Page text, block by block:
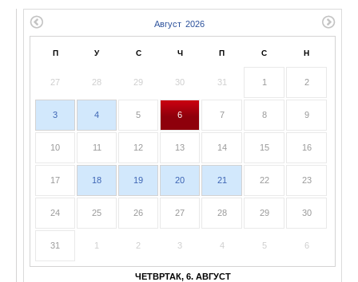
П У С Ч П С Н
27 28 29 30 31 1 2
3 4 5 6 7 8 9
10 11 12 13 14 15 16
17 18 19 20 21 22 23
24 25 26 27 28 29 30
31 1 2 3 4 5 6
ЧЕТВРТАК, 6. АВГУСТ